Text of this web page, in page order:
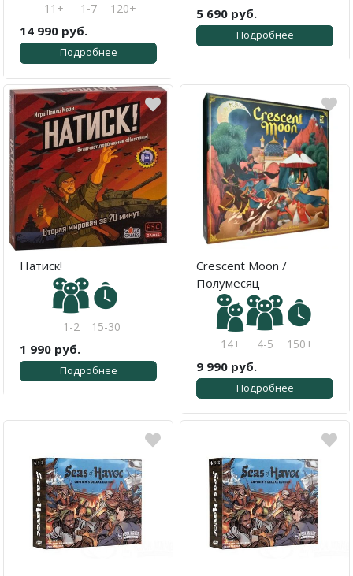
11+ 1-7 120+
14 990 руб.
Подробнее
5 690 руб.
Подробнее
Натиск!
1-2 15-30
1 990 руб.
Подробнее
Crescent Moon /
Полумесяц
14+ 4-5 150+
9 990 руб.
Подробнее